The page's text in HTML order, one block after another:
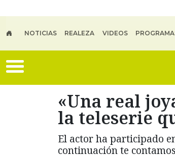
NOTICIAS REALEZA VIDEOS
«Una real
la teleserie
El actor ha participado
continuación te